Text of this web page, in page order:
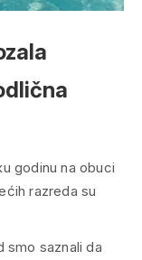
godinu na obuci
razreda su
smo saznali da